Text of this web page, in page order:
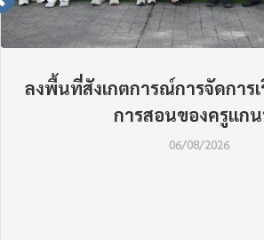
ลงพื้นที่สังเกตการณ์การจัดการ
การสอนของครูแก
06/08/2026